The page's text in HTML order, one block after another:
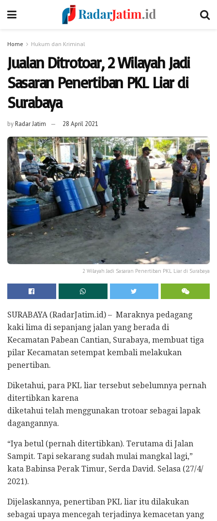
Home Hukum dan Kriminal
Jualan Ditrotoar, 2 Wilayah Jadi
Sasaran Penertiban PKL Liar di
Surabaya
byRadar Jatim 28 April 2021
2 Wilayah Jadi Sasaran Penertiban PKL Liar di Surabaya
SURABAYA (RadarJatim.id) – Maraknya pedagang
kaki lima di sepanjang jalan yang berada di
Kecamatan Pabean Cantian, Surabaya, membuat tiga
pilar Kecamatan setempat kembali melakukan
penertiban.
Diketahui, para PKL liar tersebut sebelumnya pernah
ditertibkan karena
diketahui telah menggunakan trotoar sebagai lapak
dagangannya.
“Iya betul (pernah ditertibkan). Terutama di Jalan
Sampit. Tapi sekarang sudah mulai mangkal lagi,”
kata Babinsa Perak Timur, Serda David. Selasa (27/4/
2021).
Dijelaskannya, penertiban PKL liar itu dilakukan
sebagai upaya mencegah terjadinya kemacetan yang